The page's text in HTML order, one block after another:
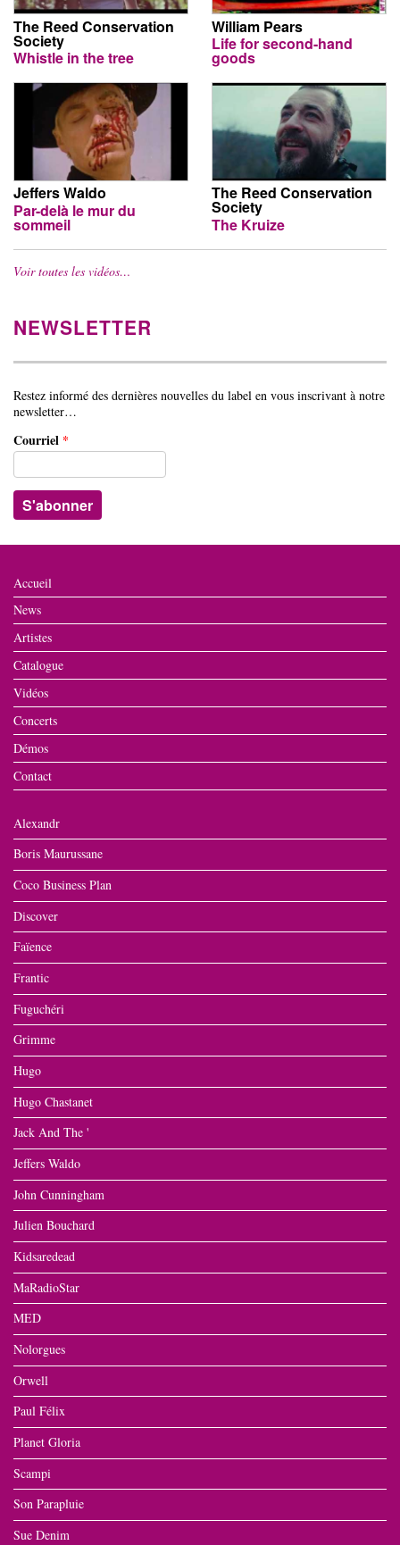
The Reed Conservation
Society
Whistle in the tree
William Pears
Life for second-hand
goods
Jeffers Waldo
Par-delà le mur du
sommeil
The Reed Conservation
Society
The Kruize
Voir toutes les vidéos…
NEWSLETTER
Restez informé des dernières nouvelles du label en vous inscrivant à notre
newsletter…
Courriel *
Accueil
News
Artistes
Catalogue
Vidéos
Concerts
Démos
Contact
Alexandr
Boris Maurussane
Coco Business Plan
Discover
Faïence
Frantic
Fuguchéri
Grimme
Hugo
Hugo Chastanet
Jack And The '
Jeffers Waldo
John Cunningham
Julien Bouchard
Kidsaredead
MaRadioStar
MED
Nolorgues
Orwell
Paul Félix
Planet Gloria
Scampi
Son Parapluie
Sue Denim